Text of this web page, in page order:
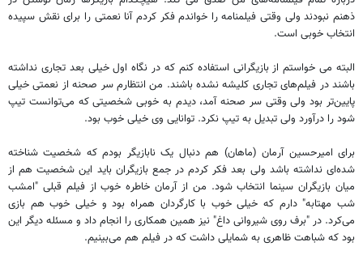
ذهنم نبودند ولی وقتی فیلمنامه را خواندم فکر کردم آنا نعمتی را برای نقش سپیده
انتخاب خوبی است.
البته می خواستم از بازیگرانی استفاده کنم که در نگاه اول خیلی بعد تجاری نداشته
باشند در فیلم‌های تجاری کلیشه نشده باشند. من انتظارم سر صحنه از نعمتی خیلی
پایین‌تر بود ولی وقتی سر صحنه آمد، دیدم به خوبی شخصیتی که می‌توانست تیپ
شود را درآورد ولی تبدیل به تیپ نکرد. توانایی وی خیلی خوب بود.
برای امیرحسین آرمان (ماهان) هم دنبال یک نابازیگر بودم که شخصیت شناخته
شده‌ای نداشته باشد ولی بعد فکر کردم در جمع بازیگران باید این شخصیت هم از
میان بازیگران سینما انتخاب شود. من از آرمان خاطره خوب از فیلم قبلی "امشب
شب مهتابه" دارم که خیلی خوب با کارگردان همراه بود و خیلی خوب هم بازی
می‌کرد. در "برف روی شیروانی داغ" نیز همین همکاری را انجام داد و مسئله دیگر این
بود که شباهت ظاهری به شمایلی داشت که در فیلم‌ هم می‌بینیم.